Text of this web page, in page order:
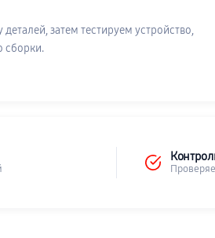
затем тестируем устройство,
сборки.